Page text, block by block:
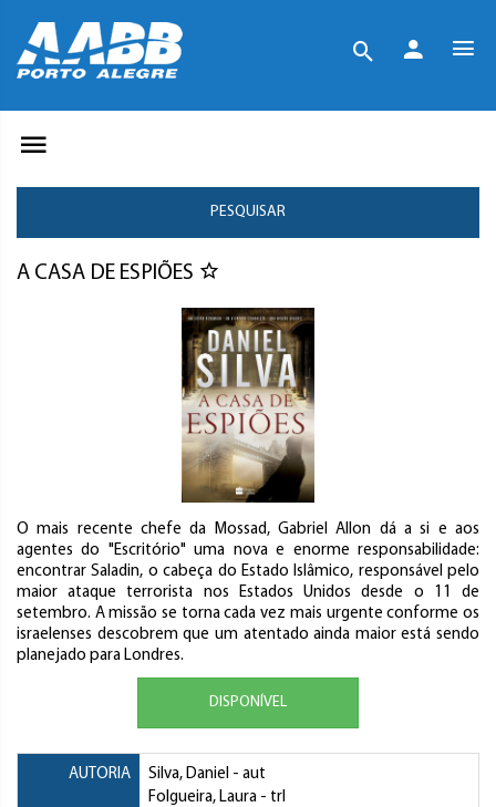
PESQUISAR
A CASA DE ESPIÕES
O mais recente chefe da Mossad, Gabriel Allon dá a si e aos
agentes do "Escritório" uma nova e enorme responsabilidade:
encontrar Saladin, o cabeça do Estado Islâmico, responsável pelo
maior ataque terrorista nos Estados Unidos desde o 11 de
setembro. A missão se torna cada vez mais urgente conforme os
israelenses descobrem que um atentado ainda maior está sendo
planejado para Londres.
DISPONÍVEL
AUTORIA Silva, Daniel - aut
Folgueira, Laura - trl